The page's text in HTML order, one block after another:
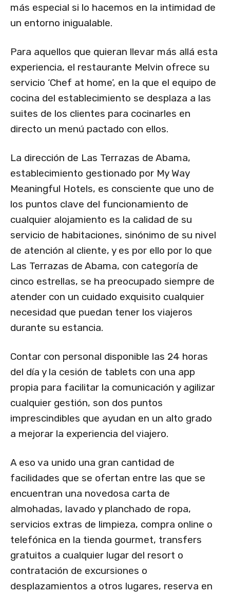
más especial si lo hacemos en la intimidad de
un entorno inigualable.
Para aquellos que quieran llevar más allá esta
experiencia, el restaurante Melvin ofrece su
servicio ‘Chef at home’, en la que el equipo de
cocina del establecimiento se desplaza a las
suites de los clientes para cocinarles en
directo un menú pactado con ellos.
La dirección de Las Terrazas de Abama,
establecimiento gestionado por My Way
Meaningful Hotels, es consciente que uno de
los puntos clave del funcionamiento de
cualquier alojamiento es la calidad de su
servicio de habitaciones, sinónimo de su nivel
de atención al cliente, y es por ello por lo que
Las Terrazas de Abama, con categoría de
cinco estrellas, se ha preocupado siempre de
atender con un cuidado exquisito cualquier
necesidad que puedan tener los viajeros
durante su estancia.
Contar con personal disponible las 24 horas
del día y la cesión de tablets con una app
propia para facilitar la comunicación y agilizar
cualquier gestión, son dos puntos
imprescindibles que ayudan en un alto grado
a mejorar la experiencia del viajero.
A eso va unido una gran cantidad de
facilidades que se ofertan entre las que se
encuentran una novedosa carta de
almohadas, lavado y planchado de ropa,
servicios extras de limpieza, compra online o
telefónica en la tienda gourmet, transfers
gratuitos a cualquier lugar del resort o
contratación de excursiones o
desplazamientos a otros lugares, reserva en